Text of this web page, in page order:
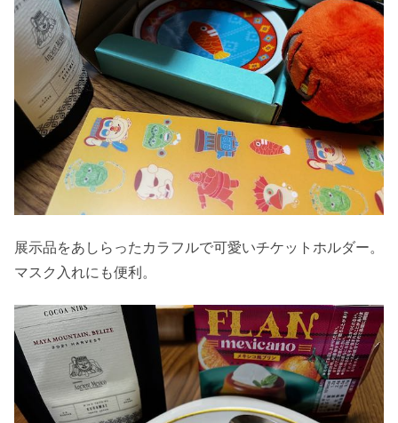
展示品をあしらったカラフルで可愛いチケットホルダー。
マスク入れにも便利。